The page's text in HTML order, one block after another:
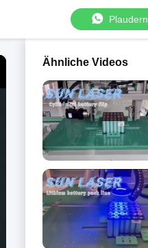
Plaudern
Ähnliche Videos